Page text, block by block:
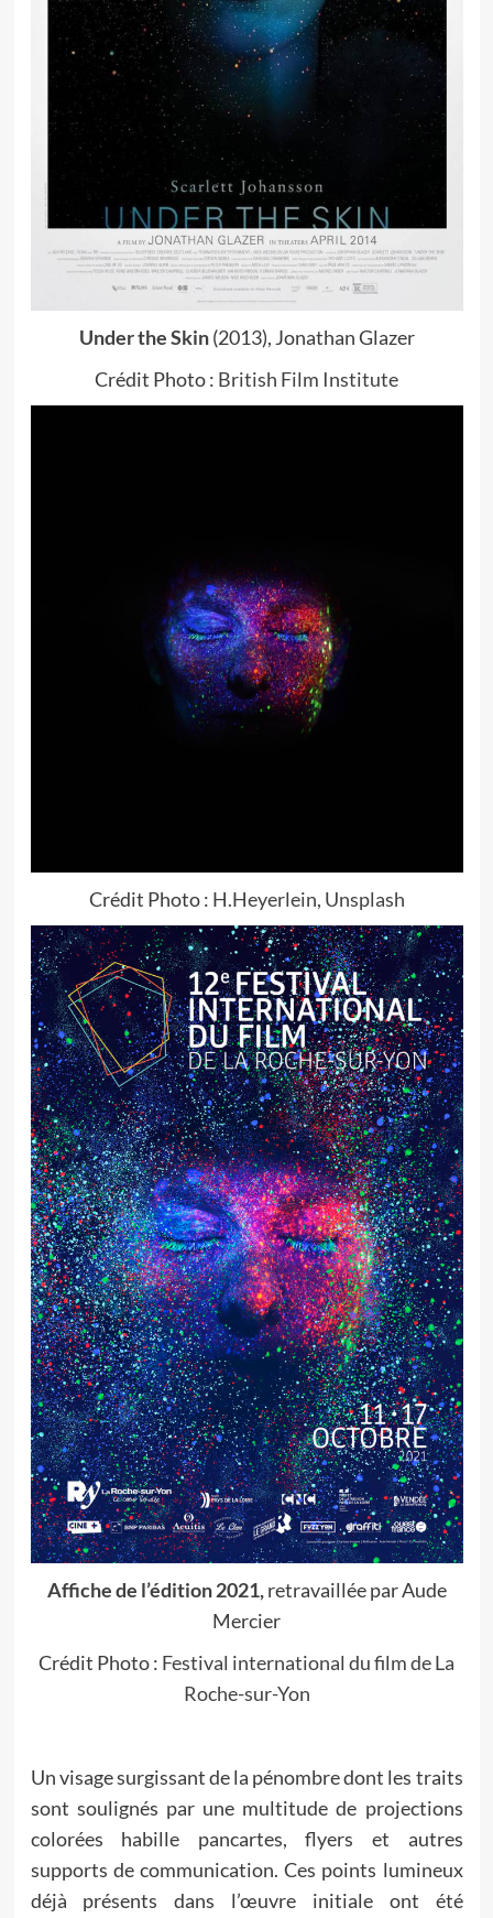
Under the Skin(2013), Jonathan Glazer
Crédit Photo : British Film Institute
Crédit Photo : H.Heyerlein, Unsplash
Affiche de l’édition 2021, retravaillée par Aude
Mercier
Crédit Photo : Festival international du film de La
Roche-sur-Yon
Un visage surgissant de la pénombre dont les traits
sont soulignés par une multitude de projections
colorées habille pancartes, flyers et autres
supports de communication. Ces points lumineux
déjà présents dans l’œuvre initiale ont été